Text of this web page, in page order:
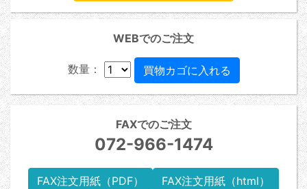
WEBでのご注文
数量：
FAXでのご注文
072-966-1474
FAX注文用紙（PDF） FAX注文用紙（html）